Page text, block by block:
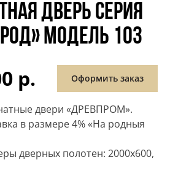
ДВЕРЬ СЕРИЯ
МОДЕЛЬ 103
р. Оформить заказ
двери «ДРЕВПРОМ».
в размере 4% «На родныя
дверных полотен: 2000х600,